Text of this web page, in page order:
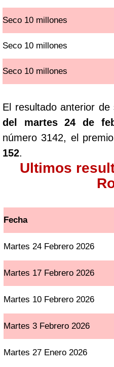
Seco 10 millones
Seco 10 millones
Seco 10 millones
El resultado anterior de
del martes 24 de
número 3142, el
152.
Ultimos
Fecha
Martes 24 Febrero 2026
Martes 17 Febrero 2026
Martes 10 Febrero 2026
Martes 3 Febrero 2026
Martes 27 Enero 2026